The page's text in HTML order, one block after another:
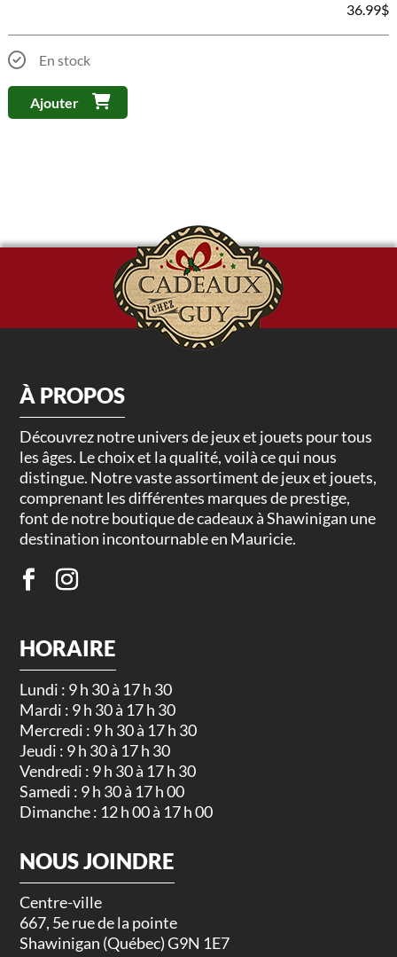
36.99$
En stock
Ajouter
À PROPOS
Découvrez notre univers de jeux et jouets pour tous
les âges. Le choix et la qualité, voilà ce qui nous
distingue. Notre vaste assortiment de jeux et jouets,
comprenant les différentes marques de prestige,
font de notre boutique de cadeaux à Shawinigan une
destination incontournable en Mauricie.
HORAIRE
Lundi : 9 h 30 à 17 h 30
Mardi : 9 h 30 à 17 h 30
Mercredi : 9 h 30 à 17 h 30
Jeudi : 9 h 30 à 17 h 30
Vendredi : 9 h 30 à 17 h 30
Samedi : 9 h 30 à 17 h 00
Dimanche : 12 h 00 à 17 h 00
NOUS JOINDRE
Centre-ville
667, 5e rue de la pointe
Shawinigan (Québec) G9N 1E7